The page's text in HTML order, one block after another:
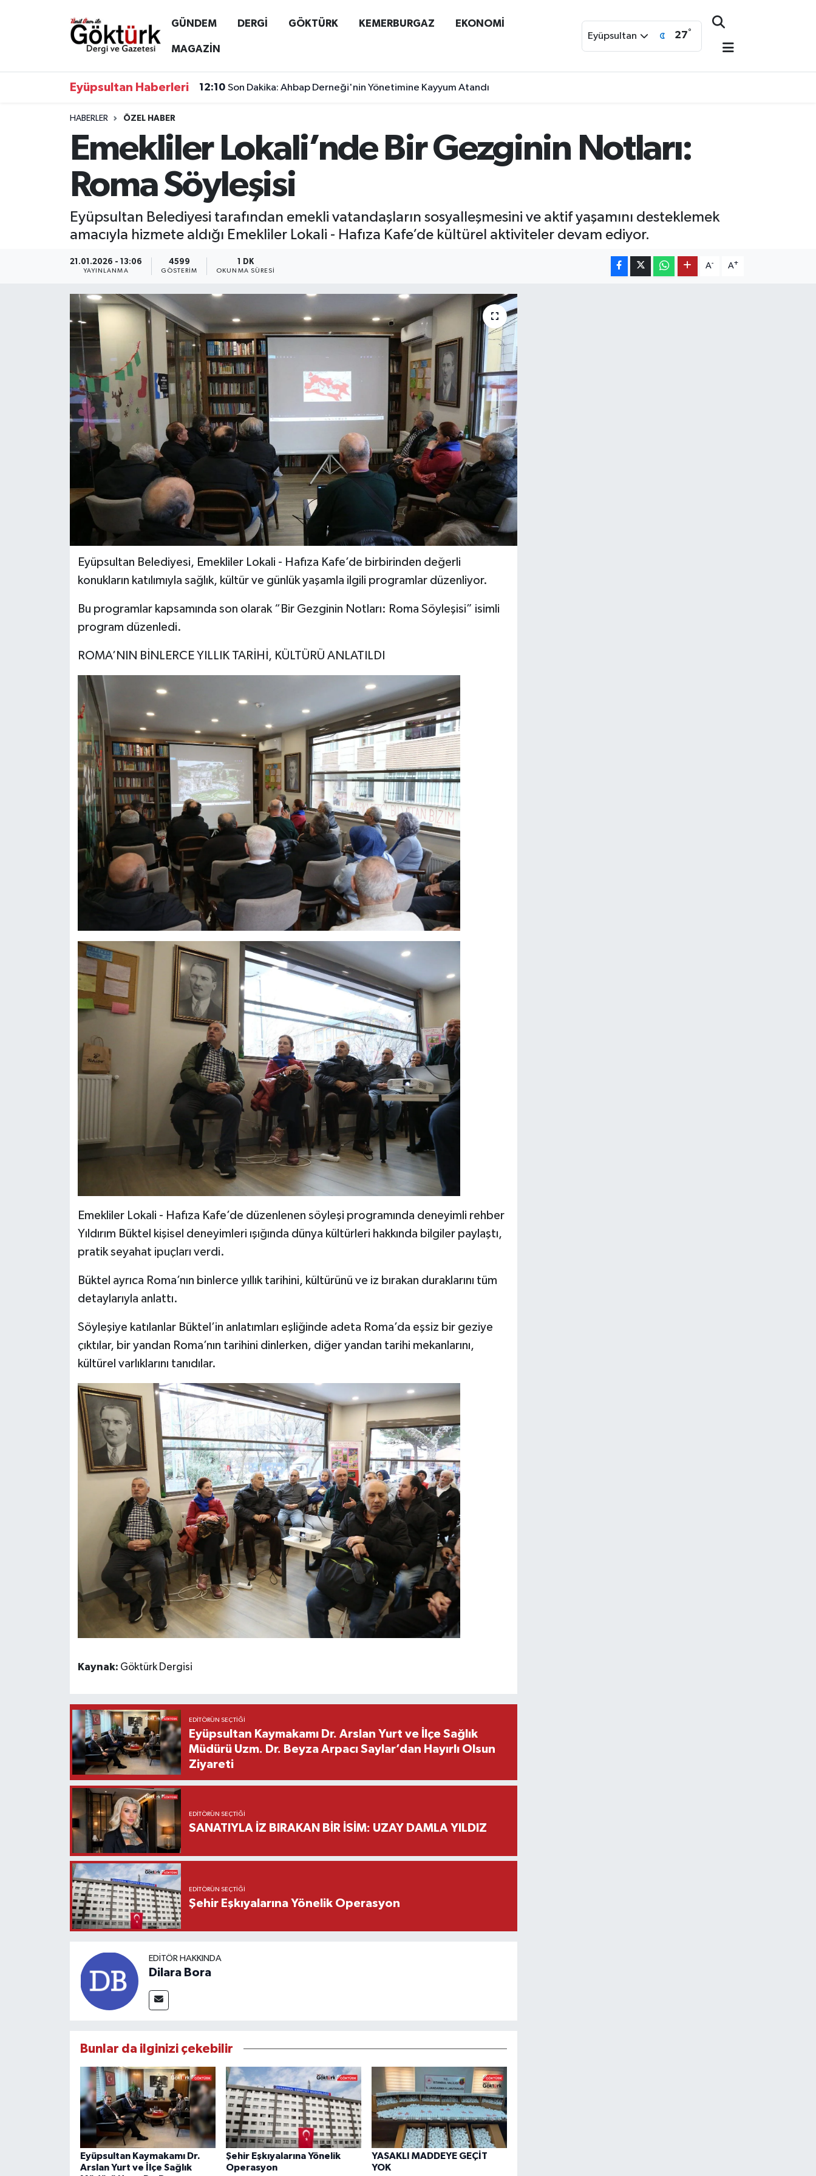
GÜNDEM DERGİ GÖKTÜRK KEMERBURGAZ EKONOMİ
MAGAZİN
Eyüpsultan 27°
Eyüpsultan Haberleri 12:10 Son Dakika: Ahbap Derneği'nin Yönetimine Kayyum Atandı
HABERLER ÖZEL HABER
Emekliler Lokali’nde Bir Gezginin Notları:
Roma Söyleşisi
Eyüpsultan Belediyesi tarafından emekli vatandaşların sosyalleşmesini ve aktif yaşamını desteklemek
amacıyla hizmete aldığı Emekliler Lokali - Hafıza Kafe’de kültürel aktiviteler devam ediyor.
21.01.2026 - 13:06
YAYINLANMA
4599
GÖSTERIM
1 DK
OKUNMA SÜRESI
A- A+
Eyüpsultan Belediyesi, Emekliler Lokali - Hafıza Kafe’de birbirinden değerli
konukların katılımıyla sağlık, kültür ve günlük yaşamla ilgili programlar düzenliyor.
Bu programlar kapsamında son olarak “Bir Gezginin Notları: Roma Söyleşisi” isimli
program düzenledi.
ROMA’NIN BİNLERCE YILLIK TARİHİ, KÜLTÜRÜ ANLATILDI
Emekliler Lokali - Hafıza Kafe’de düzenlenen söyleşi programında deneyimli rehber
Yıldırım Büktel kişisel deneyimleri ışığında dünya kültürleri hakkında bilgiler paylaştı,
pratik seyahat ipuçları verdi.
Büktel ayrıca Roma’nın binlerce yıllık tarihini, kültürünü ve iz bırakan duraklarını tüm
detaylarıyla anlattı.
Söyleşiye katılanlar Büktel’in anlatımları eşliğinde adeta Roma’da eşsiz bir geziye
çıktılar, bir yandan Roma’nın tarihini dinlerken, diğer yandan tarihi mekanlarını,
kültürel varlıklarını tanıdılar.
Kaynak: Göktürk Dergisi
EDITÖRÜN SEÇTIĞI
Eyüpsultan Kaymakamı Dr. Arslan Yurt ve İlçe Sağlık
Müdürü Uzm. Dr. Beyza Arpacı Saylar’dan Hayırlı Olsun
Ziyareti
EDITÖRÜN SEÇTIĞI
SANATIYLA İZ BIRAKAN BİR İSİM: UZAY DAMLA YILDIZ
EDITÖRÜN SEÇTIĞI
Şehir Eşkıyalarına Yönelik Operasyon
EDITÖR HAKKINDA
Dilara Bora
Bunlar da ilginizi çekebilir
Eyüpsultan Kaymakamı Dr.
Arslan Yurt ve İlçe Sağlık
Şehir Eşkıyalarına Yönelik
Operasyon
YASAKLI MADDEYE GEÇİT
YOK
Anne Çocuk
GÖKTÜRK
GÜNDEM
KEMERBURGAZ
KÜLTÜR - SANAT
ÖZEL HABER
SAĞLIK
Eyüpsultan Hava Durumu
Tüm Manşetler
Son Dakika Haberleri